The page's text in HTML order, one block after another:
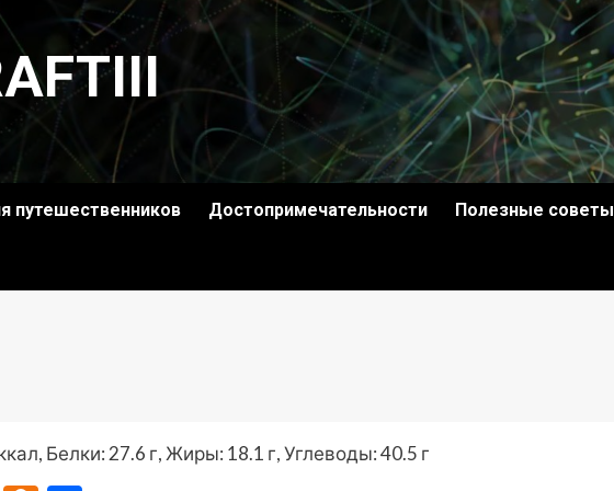
путешественников Достопримечательности Полезные советы
Белки: 27.6 г, Жиры: 18.1 г, Углеводы: 40.5 г